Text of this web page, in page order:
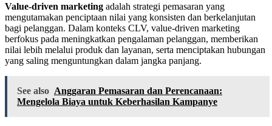
Value-driven marketing adalah strategi pemasaran yang
mengutamakan penciptaan nilai yang konsisten dan berkelanjutan
bagi pelanggan. Dalam konteks CLV, value-driven marketing
berfokus pada meningkatkan pengalaman pelanggan, memberikan
nilai lebih melalui produk dan layanan, serta menciptakan hubungan
yang saling menguntungkan dalam jangka panjang.
See also Anggaran Pemasaran dan Perencanaan:
Mengelola Biaya untuk Keberhasilan Kampanye